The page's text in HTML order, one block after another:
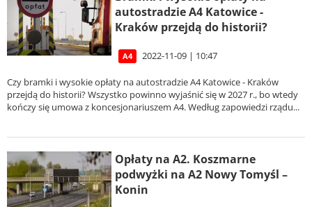
autostradzie A4 Katowice -
Kraków przejdą do historii?
A4 2022-11-09 | 10:47
Czy bramki i wysokie opłaty na autostradzie A4 Katowice - Kraków
przejdą do historii? Wszystko powinno wyjaśnić się w 2027 r., bo wtedy
kończy się umowa z koncesjonariuszem A4. Według zapowiedzi rządu...
Opłaty na A2. Koszmarne
podwyżki na A2 Nowy Tomyśl –
Konin